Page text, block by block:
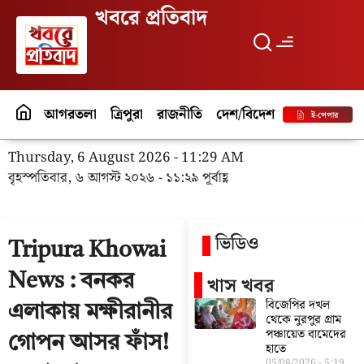
খবরে প্রতিবাদ
আগরতলা ত্রিপুরা রাজনীতি দেশ/বিদেশ পর্যটনই-পেপার
Thursday, 6 August 2026 - 11:29 AM
বৃহস্পতিবার, ৬ আগস্ট ২০২৬ - ১১:২৯ পূর্বাহ্ণ
Tripura Khowai
News : বনকর
এলাকায় মক্ষীরানীর
গোপন আসর ফাঁস!
ভিডিও
খাস খবর
বিজেপির দখল
থেকে নুরপুর গ্রাম
পঞ্চায়েত বামেদের
হাতে